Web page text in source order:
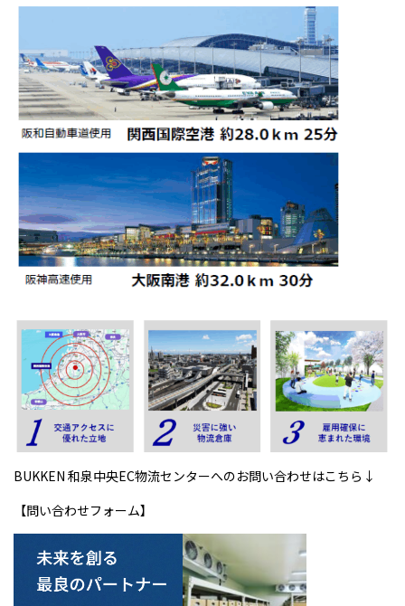
BUKKEN 和泉中央EC物流センターへのお問い合わせはこちら↓
【問い合わせフォーム】